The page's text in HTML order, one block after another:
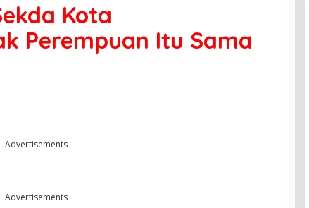
Kota
Perempuan Itu Sama
Advertisements
Advertisements